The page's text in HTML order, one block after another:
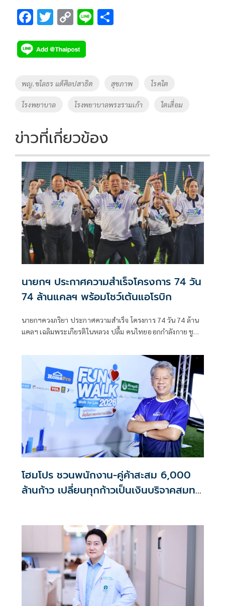
F
e
b
o
k
T
tt
er
C
p
y
Li
n
k
Li
Tags
พญ.ชโลธร แต้ศิลปสาธิต สุขภาพ โรคไต
โรงพยาบาล โรงพยาบาลพระรามเก้า ไตเสื่อม
ข่าวที่เกี่ยวข้อง
นายกฯ ประกาศความสำเร็จโครงการ 74 วัน
74 ล้านแคลฯ พร้อมโชว์เต้นแอโรบิก
นายกฯควงภริยา ประกาศความสำเร็จ โครงการ 74 วัน 74 ล้าน
แคลฯ เฉลิมพระเกียรติในหลวง ปลื้ม คนไทยออกกำลังกาย ชู
สนุกสนาน
โฮมโปร ชวนพนักงาน-คู่ค้าสะสม 6,000
ล้านก้าว เปลี่ยนทุกก้าวเป็นเงินบริจาคสมทบ